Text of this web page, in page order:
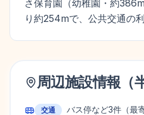
さ保育園（幼稚園・約
り約254mで、公共交通の
周辺施設情報（
交通 バス停など3件 （最